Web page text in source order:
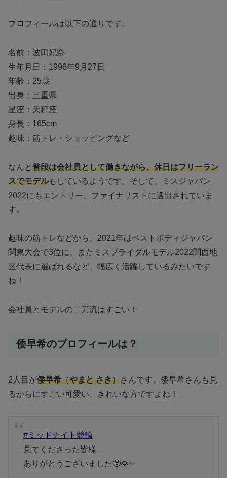
プロフィールは以下の通りです。
名前：波田妃奈
生年月日：1996年9月27日
年齢：25歳
出身：三重県
星座：天秤座
身長：165cm
趣味：筋トレ・ショッピングなど
なんと 普段は会社員として働きながら、休日はフリーラン
スでモデルもしているようです。そして、ミスジャパン
2022にもエントリー、ファイナリストに選出されていま
す。
趣味の筋トレなどから、2021年はベストボディジャパン
関東大会で3位に、またミスブライダルモデル2022関西地
区代表に選ばれるなど、幅広く活躍しているみたいです
ね！
会社員とモデルの二刀流はすごい！
倭早希のプロフィールは？
2人目が倭早希（やまと さき）さんです。倭早希さんも見
るからにすごい可愛い、きれいな方ですよね！
#ミッドナイト競輪
見てくださった皆様
ありがとうございました🥺🙏✨